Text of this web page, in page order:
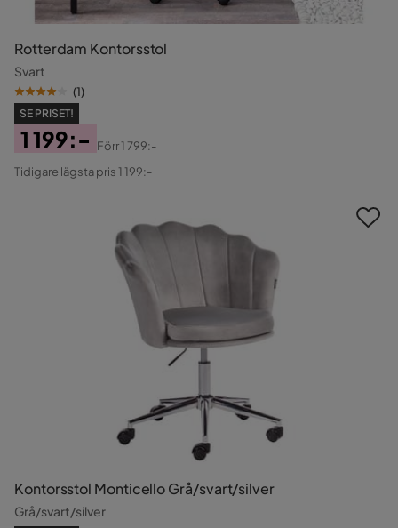
Rotterdam Kontorsstol
Svart
(1)
SE PRISET!
Pris
1 199:-
Original
Förr1 799:-
Tidigare lägsta pris 1 199:-
Kontorsstol Monticello Grå/svart/silver
Grå/svart/silver